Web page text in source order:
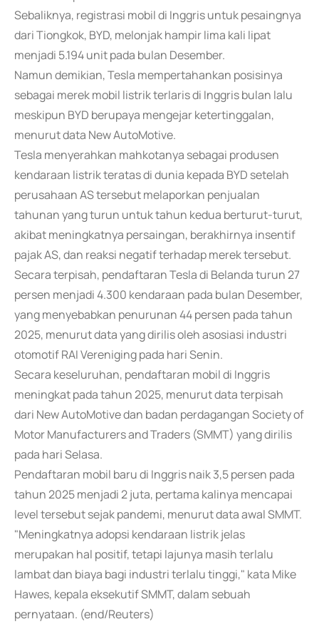
Sebaliknya, registrasi mobil di Inggris untuk pesaingnya
dari Tiongkok, BYD, melonjak hampir lima kali lipat
menjadi 5.194 unit pada bulan Desember.
Namun demikian, Tesla mempertahankan posisinya
sebagai merek mobil listrik terlaris di Inggris bulan lalu
meskipun BYD berupaya mengejar ketertinggalan,
menurut data New AutoMotive.
Tesla menyerahkan mahkotanya sebagai produsen
kendaraan listrik teratas di dunia kepada BYD setelah
perusahaan AS tersebut melaporkan penjualan
tahunan yang turun untuk tahun kedua berturut-turut,
akibat meningkatnya persaingan, berakhirnya insentif
pajak AS, dan reaksi negatif terhadap merek tersebut.
Secara terpisah, pendaftaran Tesla di Belanda turun 27
persen menjadi 4.300 kendaraan pada bulan Desember,
yang menyebabkan penurunan 44 persen pada tahun
2025, menurut data yang dirilis oleh asosiasi industri
otomotif RAI Vereniging pada hari Senin.
Secara keseluruhan, pendaftaran mobil di Inggris
meningkat pada tahun 2025, menurut data terpisah
dari New AutoMotive dan badan perdagangan Society of
Motor Manufacturers and Traders (SMMT) yang dirilis
pada hari Selasa.
Pendaftaran mobil baru di Inggris naik 3,5 persen pada
tahun 2025 menjadi 2 juta, pertama kalinya mencapai
level tersebut sejak pandemi, menurut data awal SMMT.
"Meningkatnya adopsi kendaraan listrik jelas
merupakan hal positif, tetapi lajunya masih terlalu
lambat dan biaya bagi industri terlalu tinggi," kata Mike
Hawes, kepala eksekutif SMMT, dalam sebuah
pernyataan. (end/Reuters)